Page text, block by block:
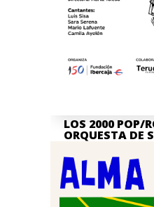
LOS 2000 POP/
ORQUESTA DE
TERUEL
Jul 7, 2026
La actividad en
Cultural Banda